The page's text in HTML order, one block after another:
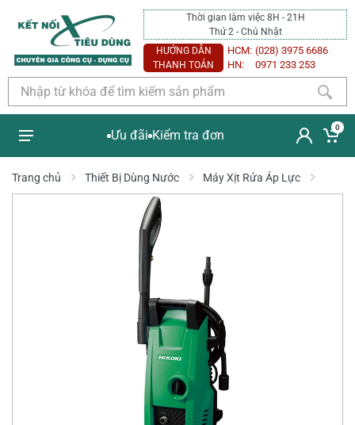
Thời gian làm việc 8H - 21H
Thứ 2 - Chủ Nhật
HƯỚNG DẪN
THANH TOÁN
HCM: (028) 3975 6686
HN:
0971 233 253
Ưu đãi Kiểm tra đơn
0
Trang chủ Thiết Bị Dùng Nước Máy Xịt Rửa Áp Lực